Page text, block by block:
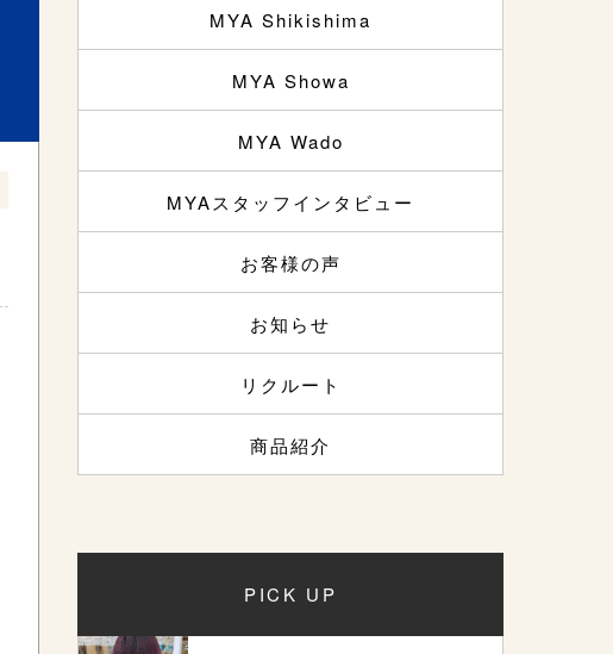
MYA Shikishima
MYA Showa
MYA Wado
MYAスタッフインタビュー
お客様の声
お知らせ
リクルート
商品紹介
PICK UP